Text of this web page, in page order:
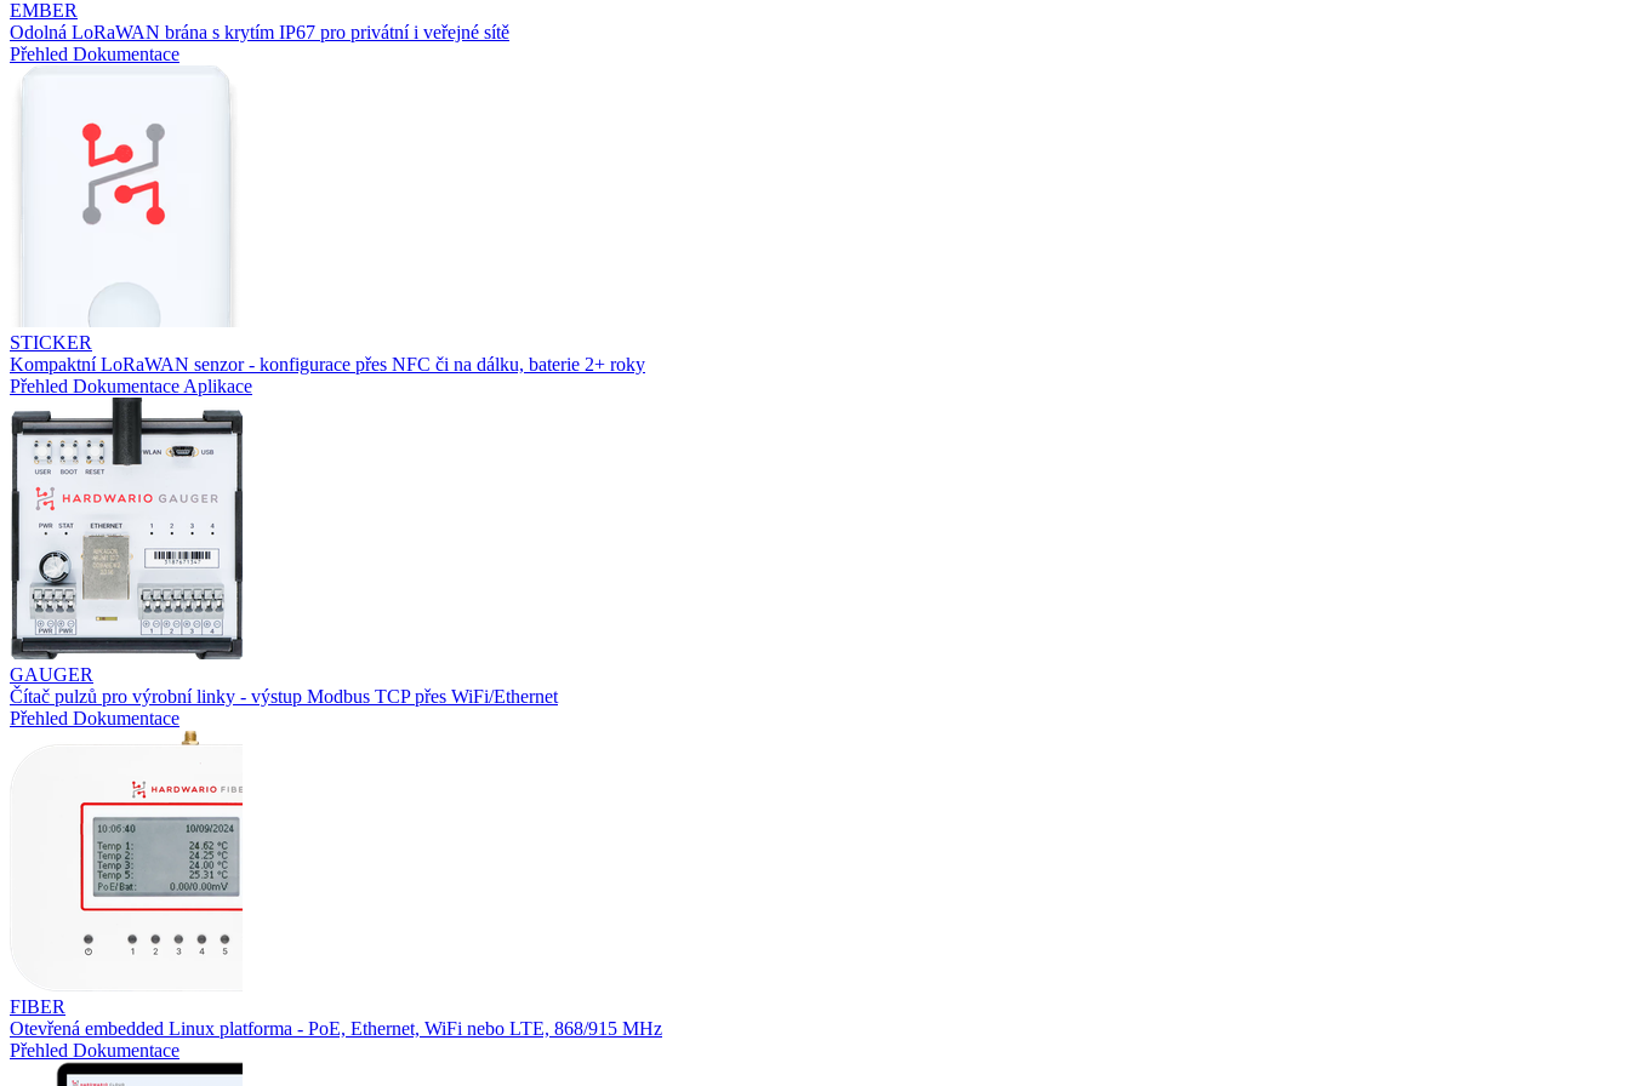
EMBER
Odolná LoRaWAN brána s krytím IP67 pro privátní i veřejné sítě
Přehled Dokumentace
STICKER
Kompaktní LoRaWAN senzor - konfigurace přes NFC či na dálku, baterie 2+ roky
Přehled Dokumentace Aplikace
GAUGER
Čítač pulzů pro výrobní linky - výstup Modbus TCP přes WiFi/Ethernet
Přehled Dokumentace
FIBER
Otevřená embedded Linux platforma - PoE, Ethernet, WiFi nebo LTE, 868/915 MHz
Přehled Dokumentace